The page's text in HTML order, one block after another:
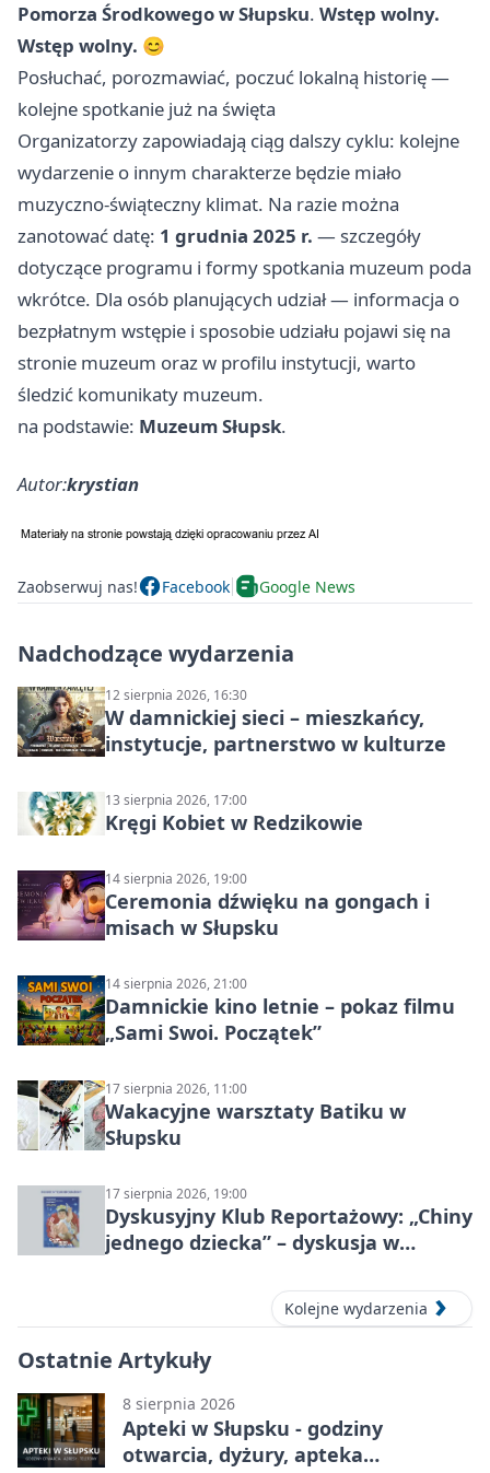
Pomorza Środkowego w Słupsku. Wstęp wolny.
Wstęp wolny. 😊
Posłuchać, porozmawiać, poczuć lokalną historię —
kolejne spotkanie już na święta
Organizatorzy zapowiadają ciąg dalszy cyklu: kolejne
wydarzenie o innym charakterze będzie miało
muzyczno-świąteczny klimat. Na razie można
zanotować datę: 1 grudnia 2025 r. — szczegóły
dotyczące programu i formy spotkania muzeum poda
wkrótce. Dla osób planujących udział — informacja o
bezpłatnym wstępie i sposobie udziału pojawi się na
stronie muzeum oraz w profilu instytucji, warto
śledzić komunikaty muzeum.
na podstawie: Muzeum Słupsk.
Autor:krystian
Zaobserwuj nas! Facebook Google News
Nadchodzące wydarzenia
12 sierpnia 2026, 16:30
W damnickiej sieci – mieszkańcy,
instytucje, partnerstwo w kulturze
13 sierpnia 2026, 17:00
Kręgi Kobiet w Redzikowie
14 sierpnia 2026, 19:00
Ceremonia dźwięku na gongach i
misach w Słupsku
14 sierpnia 2026, 21:00
Damnickie kino letnie – pokaz filmu
„Sami Swoi. Początek”
17 sierpnia 2026, 11:00
Wakacyjne warsztaty Batiku w
Słupsku
17 sierpnia 2026, 19:00
Dyskusyjny Klub Reportażowy: „Chiny
jednego dziecka” – dyskusja w
Kolejne wydarzenia
Ostatnie Artykuły
8 sierpnia 2026
Apteki w Słupsku - godziny
otwarcia, dyżury, apteka